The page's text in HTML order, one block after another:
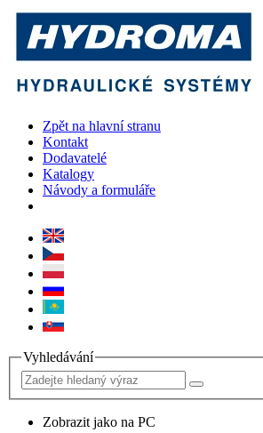
Zpět na hlavní stranu
Kontakt
Dodavatelé
Katalogy
Návody a formuláře
Vyhledávání
Zobrazit jako na PC